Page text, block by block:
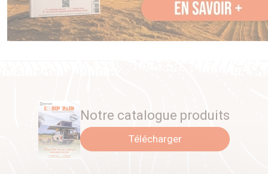
Notre catalogue produits
Télécharger